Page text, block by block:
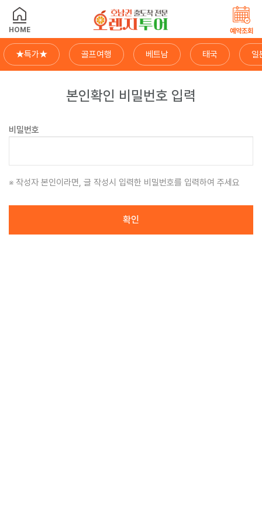
HOME 예약조회
★특가★ 골프여행 베트남 태국 일
본인확인 비밀번호 입력
비밀번호
작성자 본인이라면, 글 작성시 입력한 비밀번호를 입력하여 주세요
확인